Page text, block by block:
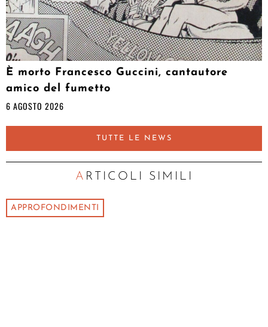
È morto Francesco Guccini, cantautore
amico del fumetto
6 AGOSTO 2026
TUTTE LE NEWS
ARTICOLI SIMILI
APPROFONDIMENTI